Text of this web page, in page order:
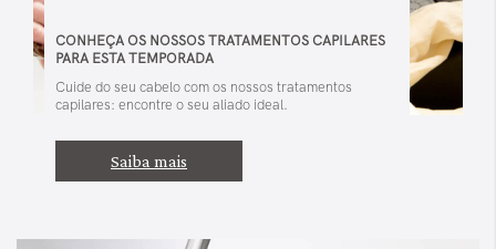
CONHEÇA OS NOSSOS TRATAMENTOS CAPILARES
PARA ESTA TEMPORADA
Cuide do seu cabelo com os nossos tratamentos
capilares: encontre o seu aliado ideal.
Saiba mais